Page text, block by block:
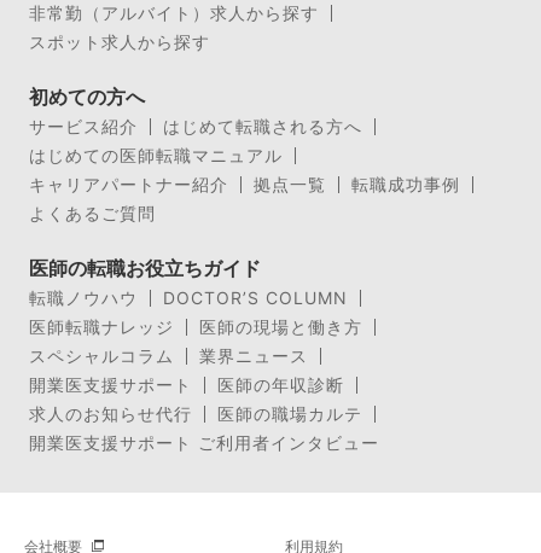
非常勤（アルバイト）求人から探す
スポット求人から探す
初めての方へ
サービス紹介
はじめて転職される方へ
はじめての医師転職マニュアル
キャリアパートナー紹介
拠点一覧
転職成功事例
よくあるご質問
医師の転職お役立ちガイド
転職ノウハウ
DOCTOR’S COLUMN
医師転職ナレッジ
医師の現場と働き方
スペシャルコラム
業界ニュース
開業医支援サポート
医師の年収診断
求人のお知らせ代行
医師の職場カルテ
開業医支援サポート ご利用者インタビュー
会社概要 利用規約